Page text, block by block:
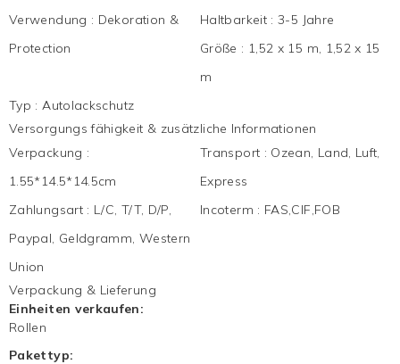
Verwendung : Dekoration &
Protection
Haltbarkeit :3-5 Jahre
Größe : 1,52 x 15 m, 1,52 x 15
m
Typ :Autolackschutz
Versorgungs fähigkeit & zusätzliche Informationen
Verpackung :
1.55*14.5*14.5cm
Transport : Ozean, Land, Luft,
Express
Zahlungsart : L/C, T/T, D/P,
Paypal, Geldgramm, Western
Union
Incoterm : FAS,CIF,FOB
Verpackung & Lieferung
Einheiten verkaufen:
Rollen
Pakettyp: